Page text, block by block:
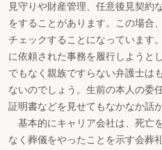
見守りや財産管理、任意後見契約
をすることがあります。この場合
チェックすることになっています
に依頼された事務を履行しようと
でもなく親族ですらない弁護士は
ないのでしょう。生前の本人の委
証明書などを見せてもなかなか話
基本的にキャリア会社は、死亡
なく葬儀をやったことを示す会葬